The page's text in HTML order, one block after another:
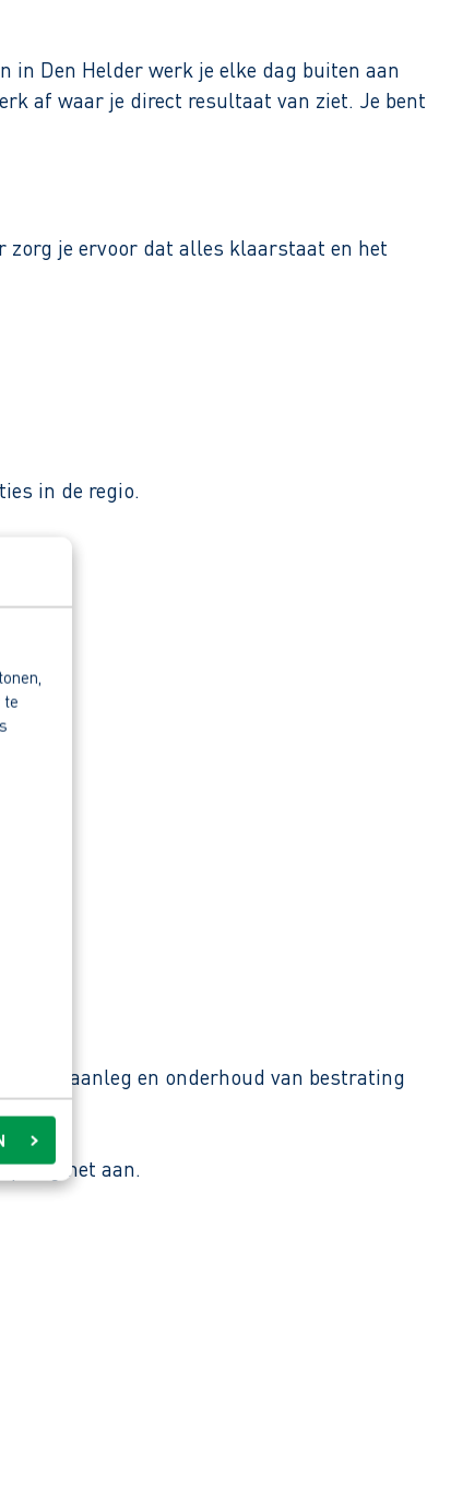
te
Den Helder werk je elke dag buiten aan
af waar je direct resultaat van ziet. Je bent
zorg je ervoor dat alles klaarstaat en het
in de regio.
uit aanleg en onderhoud van bestrating
ploeg het aan.